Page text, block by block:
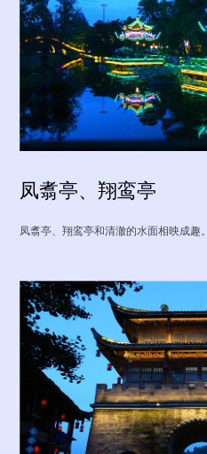
凤翥亭、翔鸾亭
凤翥亭、翔鸾亭和清澈的水面相映成趣。